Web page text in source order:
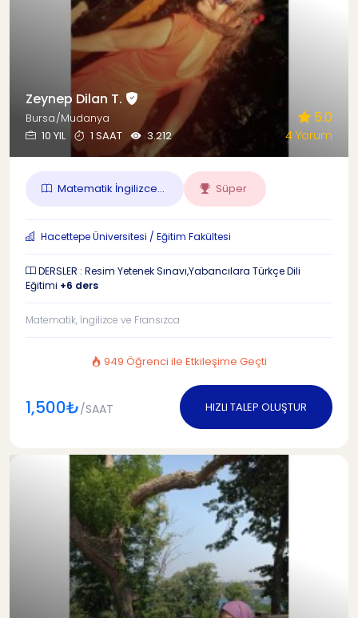
Zeynep Dilan T.
Bursa/Mudanya
10 YIL
1 SAAT 3.212
5.0
4 Yorum
Matematik İngilizce... Süper
Hacettepe Üniversitesi / Eğitim Fakültesi
DERSLER : Resim Yetenek Sınavı,Yabancılara Türkçe Dili
Eğitimi +6 ders
Matematik, İngilizce ve Fransızca
949 Öğrenci ile Etkileşime Geçti
1,500₺/SAAT HIZLI TALEP OLUŞTUR